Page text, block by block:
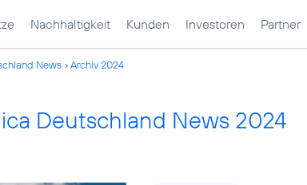
Nachhaltigkeit Kunden Investoren Partner
News Archiv 2024
Deutschland News 2024